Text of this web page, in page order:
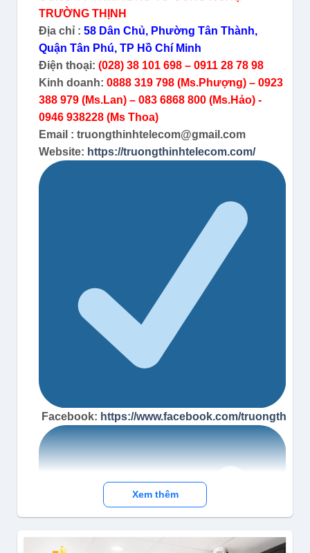
TRƯỜNG THỊNH
Địa chỉ : 58 Dân Chủ, Phường Tân Thành,
Quận Tân Phú, TP Hồ Chí Minh
Điện thoại: (028) 38 101 698 – 0911 28 78 98
Kinh doanh: 0888 319 798 (Ms.Phượng) – 0923
388 979 (Ms.Lan) – 083 6868 800 (Ms.Hảo) -
0946 938228 (Ms Thoa)
Email : truongthinhtelecom@gmail.com
Website: https://truongthinhtelecom.com/
Facebook: https://www.facebook.com/
Xem thêm